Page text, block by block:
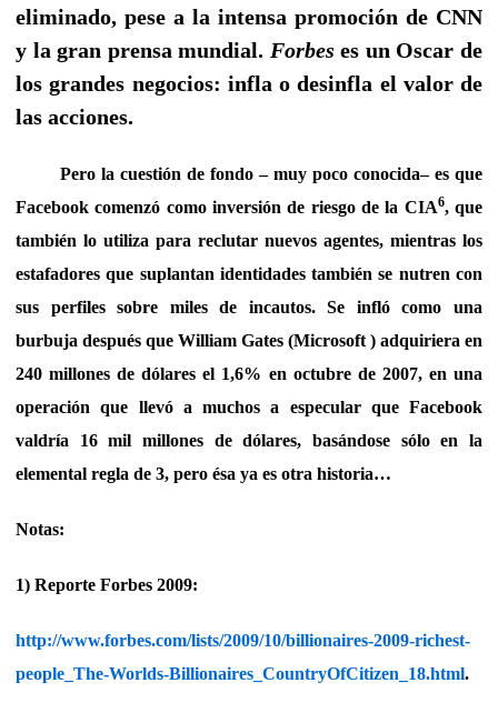
eliminado, pese a la intensa promoción de CNN
y la gran prensa mundial. Forbes es un Oscar de
los grandes negocios: infla o desinfla el valor de
las acciones.
Pero la cuestión de fondo – muy poco conocida– es que
Facebook comenzó como inversión de riesgo de la CIA6, que
también lo utiliza para reclutar nuevos agentes, mientras los
estafadores que suplantan identidades también se nutren con
sus perfiles sobre miles de incautos. Se infló como una
burbuja después que William Gates (Microsoft ) adquiriera en
240 millones de dólares el 1,6% en octubre de 2007, en una
operación que llevó a muchos a especular que Facebook
valdría 16 mil millones de dólares, basándose sólo en la
elemental regla de 3, pero ésa ya es otra historia…
Notas:
1) Reporte Forbes 2009:
http://www.forbes.com/lists/2009/10/billionaires-2009-richest-
people_The-Worlds-Billionaires_CountryOfCitizen_18.html.